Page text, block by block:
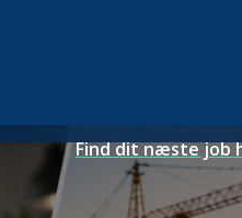
Find dit næste job